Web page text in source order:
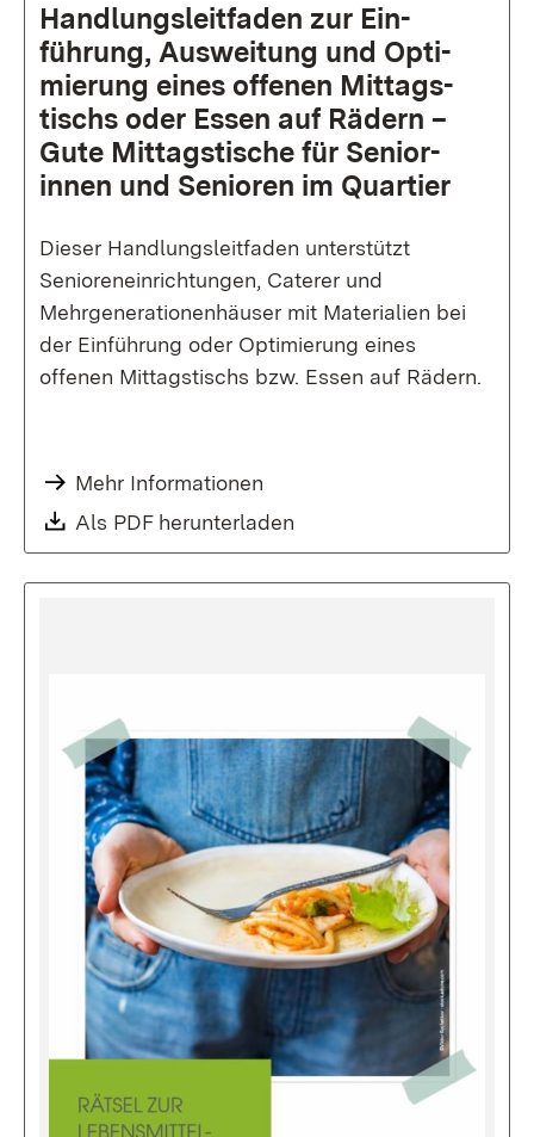
Handlungs­leitfaden zur Ein­
führung, Aus­wei­tung und Op­ti­
mie­rung ei­nes off­en­en Mit­tags­
tischs oder Es­sen auf Rä­dern –
Gute Mittags­tische für Senior­
innen und Senioren im Quar­tier
Dieser Handlungsleitfaden unterstützt
Senioreneinrichtungen, Caterer und
Mehrgenerationenhäuser mit Materialien bei
der Einführung oder Optimierung eines
offenen Mittagstischs bzw. Essen auf Rädern.
Mehr Informationen
Download:
Als PDF herunterladen